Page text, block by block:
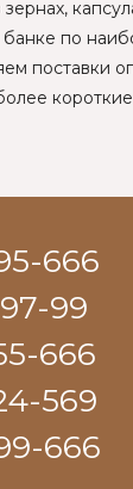
по
поставки
666
99
666
569
666